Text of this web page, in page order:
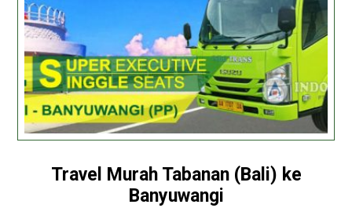
Travel Murah Tabanan (Bali) ke
Banyuwangi